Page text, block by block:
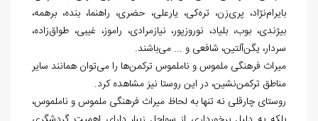
بایرام‌نژاد، پری‌زن، تره‌کی، یارعلی، حضری، راهنما، بنده، برهمه،
بیژندی، بوب، بلیاد، نوروزپور، نیازمرادی، راموز، غیبی، طواق‌زاده،
سردار، یگن‌آلتین، شافعی و ... می‌باشند.
میراث فرهنگی ملموس و ناملموس ترکمن‌ها را می‌توان همانند سایر
مناطق ترکمن‌نشین، در این روستا نیز مشاهده کرد.
روستای چارقلی نه تنها به لحاظ میراث فرهنگی ملموس و ناملموس،